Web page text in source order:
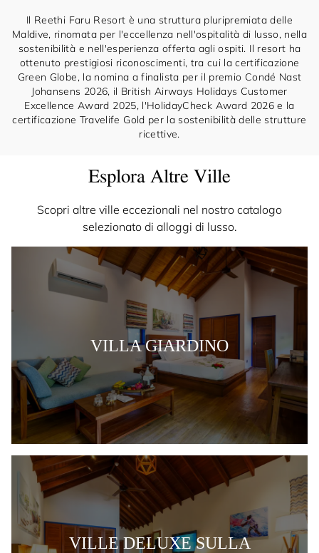
Il Reethi Faru Resort è una struttura pluripremiata delle
Maldive, rinomata per l'eccellenza nell'ospitalità di lusso, nella
sostenibilità e nell'esperienza offerta agli ospiti. Il resort ha
ottenuto prestigiosi riconoscimenti, tra cui la certificazione
Green Globe, la nomina a finalista per il premio Condé Nast
Johansens 2026, il British Airways Holidays Customer
Excellence Award 2025, l'HolidayCheck Award 2026 e la
certificazione Travelife Gold per la sostenibilità delle strutture
ricettive.
Esplora Altre Ville
Scopri altre ville eccezionali nel nostro catalogo
selezionato di alloggi di lusso.
VILLA GIARDINO
VILLE DELUXE SULLA